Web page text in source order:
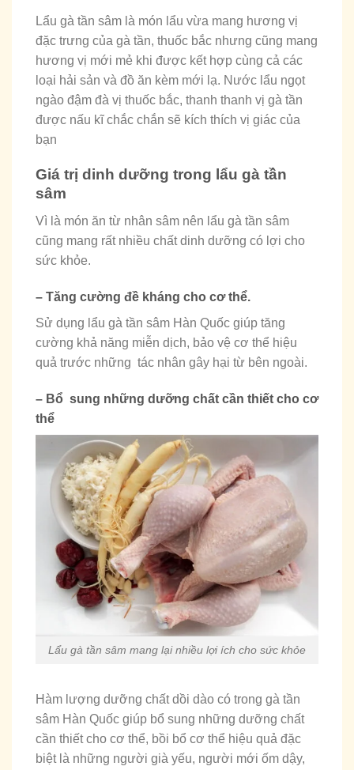
Lẩu gà tần sâm là món lẩu vừa mang hương vị
đặc trưng của gà tần, thuốc bắc nhưng cũng mang
hương vị mới mẻ khi được kết hợp cùng cả các
loại hải sản và đồ ăn kèm mới lạ. Nước lẩu ngọt
ngào đậm đà vị thuốc bắc, thanh thanh vị gà tần
được nấu kĩ chắc chắn sẽ kích thích vị giác của
bạn
Giá trị dinh dưỡng trong lẩu gà tần
sâm
Vì là món ăn từ nhân sâm nên lẩu gà tần sâm
cũng mang rất nhiều chất dinh dưỡng có lợi cho
sức khỏe.
– Tăng cường đề kháng cho cơ thể.
Sử dụng lẩu gà tần sâm Hàn Quốc giúp tăng
cường khả năng miễn dịch, bảo vệ cơ thể hiệu
quả trước những tác nhân gây hại từ bên ngoài.
– Bổ sung những dưỡng chất cần thiết cho cơ
thể
Lẩu gà tần sâm mang lại nhiều lợi ích cho sức khỏe
Hàm lượng dưỡng chất dồi dào có trong gà tần
sâm Hàn Quốc giúp bổ sung những dưỡng chất
cần thiết cho cơ thể, bồi bổ cơ thể hiệu quả đặc
biệt là những người già yếu, người mới ốm dậy,